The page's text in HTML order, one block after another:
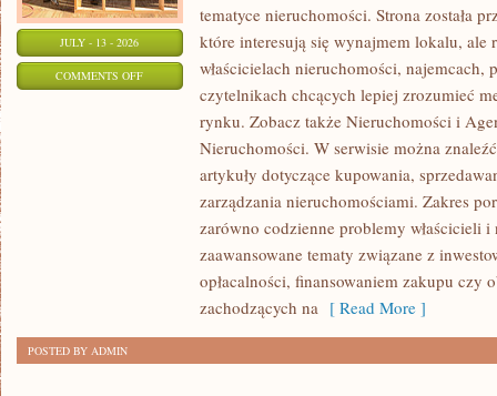
JULY - 13 - 2026
COMMENTS OFFON
NIERUCHOMOŚCI
tematyce nieruchomości. Strona została
które interesują się wynajmem lokalu, ale
właścicielach nieruchomości, najemcach,
czytelnikach chcących lepiej zrozumieć
rynku. Zobacz także Nieruchomości i
Nieruchomości. W serwisie można
artykuły dotyczące kupowania,
zarządzania nieruchomościami. Zakres
zarówno codzienne problemy właścicieli
zaawansowane tematy związane z
opłacalności, finansowaniem zakupu czy
zachodzących na [ Read More ]
POSTED BY ADMIN